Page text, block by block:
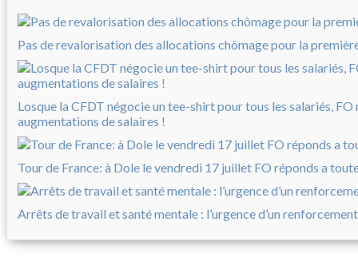
Pas de revalorisation des allocations chômage pour la
Losque la CFDT négocie un tee-shirt pour tous les salariés, FO
augmentations de salaires !
Tour de France: à Dole le vendredi 17 juillet FO réponds a
Arrêts de travail et santé mentale : l’urgence d’un